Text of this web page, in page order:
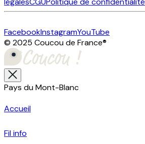
FacebookInstagramYouTube
© 2025 Coucou de France®
Pays du Mont-Blanc
Accueil
Fil info